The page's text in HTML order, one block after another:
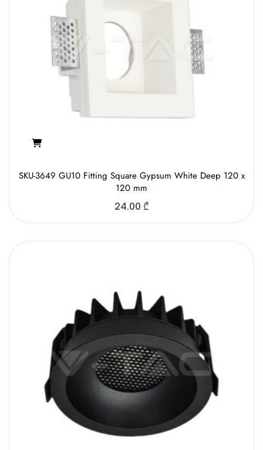
SKU-3649 GU10 Fitting Square Gypsum White Deep 120 x
120 mm
24.00 ₾